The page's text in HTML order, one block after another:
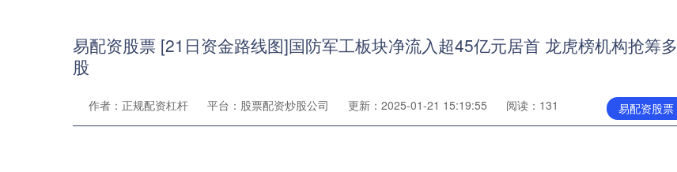
易配资股票 [21日资金路线图]国防军工板块净流入超45亿元居首 龙虎榜机构抢筹多
股
易配资股票
作者：正规配资杠杆 平台：股票配资炒股公司 更新：2025-01-21 15:19:55 阅读：131